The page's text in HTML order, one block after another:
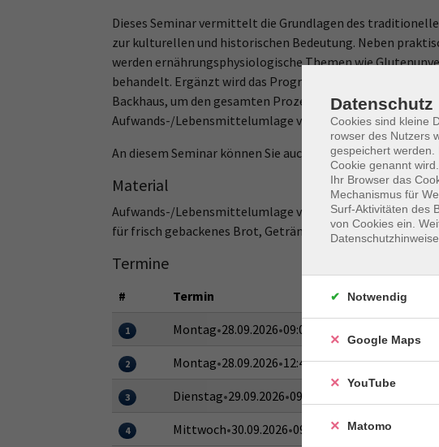
Dieses Seminar vermittelt die Grundlagen des
zur kulturellen und historischen Bedeutung. Neben
werden ernährungsphysiologische Themen wie
behandelt. Ergänzt wird das Programm durch Exkursionen
Backhaus, um den gesamten Prozess vom Korn zum Brot
Aufwands-/Lebensmittelumlage von ca. 25 € ist direkt an
An diesem Seminar können Sie auch teilnehmen, wenn
Material
Aufwands-/Lebensmittelumlage von ca. 25 €, Schürze,
für frisch gebackenes Brot, Getränke für den Eigenbedarf
Termine
# Termin
1 Montag•28.09.2026•09:00–12:15 Uhr
2 Montag•28.09.2026•12:45–16:00 Uhr
3 Dienstag•29.09.2026•09:00–16:00 Uhr
4 Mittwoch•30.09.2026•09:00–16:00 Uhr
Datenschutz
Cookies sind kleine
rowser des Nutzers
gespeichert werden.
Cookie genannt
Ihr Browser das
Mechanismus für
Surf-Aktivitäten des
von Cookies ein.
Notwendig
Google Maps
YouTube
Matomo